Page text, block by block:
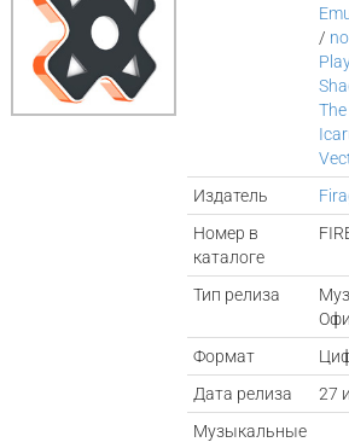
/
Издатель
Номер в
каталоге
Тип релиза
Формат
Дата релиза
27
Музыкальные